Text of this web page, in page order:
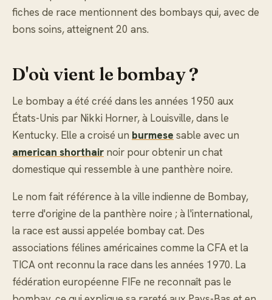
fiches de race mentionnent des bombays qui, avec de
bons soins, atteignent 20 ans.
D'où vient le bombay ?
Le bombay a été créé dans les années 1950 aux
États-Unis par Nikki Horner, à Louisville, dans le
Kentucky. Elle a croisé un burmese sable avec un
american shorthair noir pour obtenir un chat
domestique qui ressemble à une panthère noire.
Le nom fait référence à la ville indienne de Bombay,
terre d'origine de la panthère noire ; à l'international,
la race est aussi appelée bombay cat. Des
associations félines américaines comme la CFA et la
TICA ont reconnu la race dans les années 1970. La
fédération européenne FIFe ne reconnaît pas le